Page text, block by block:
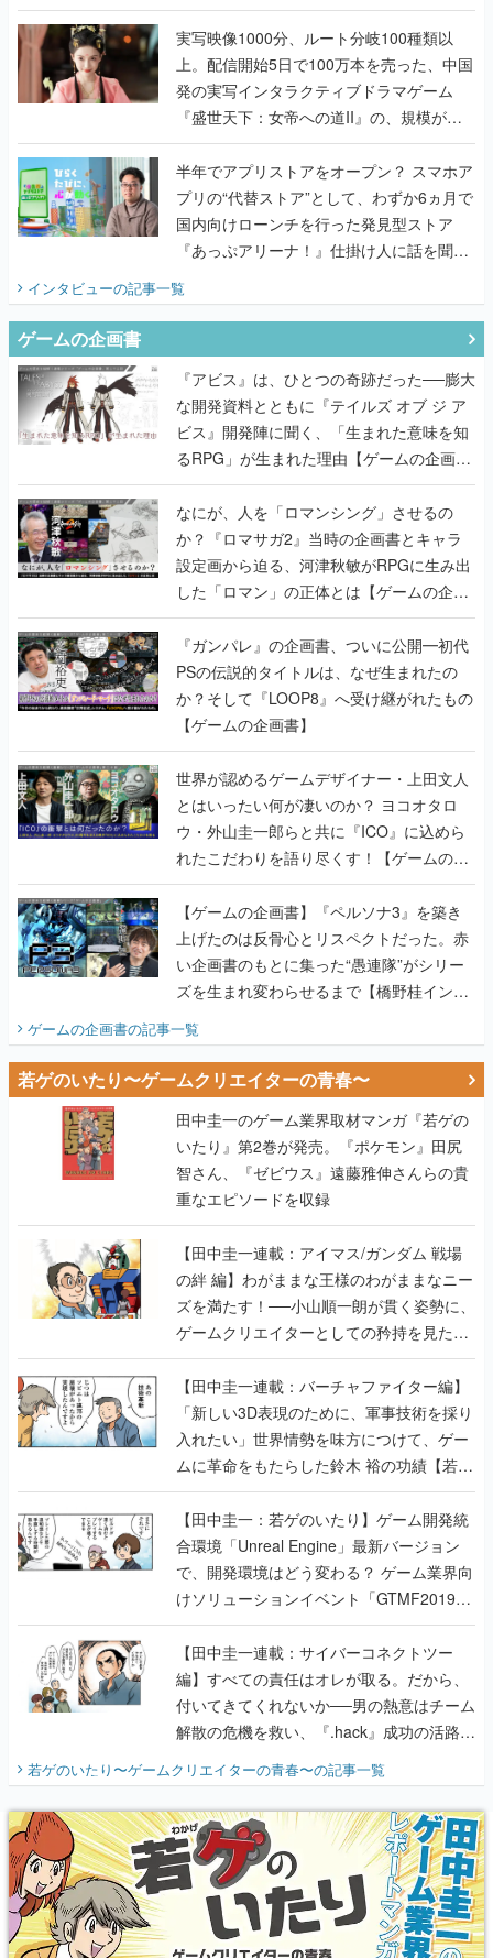
『TATSUJIN EXTREME』で初タッグを組
んだレジェンド2人に訊く開発秘話
実写映像1000分、ルート分岐100種類以
上。配信開始5日で100万本を売った、中国
発の実写インタラクティブドラマゲーム
『盛世天下：女帝への道II』の、規模が違
うこだわりをプロデューサーに聞いた
半年でアプリストアをオープン？ スマホア
プリの“代替ストア”として、わずか6ヵ月で
国内向けローンチを行った発見型ストア
『あっぷアリーナ！』仕掛け人に話を聞い
インタビューの記事一覧
ゲームの企画書
『アビス』は、ひとつの奇跡だった──膨大
な開発資料とともに『テイルズ オブ ジ ア
ビス』開発陣に聞く、「生まれた意味を知
るRPG」が生まれた理由【ゲームの企画
書】
なにが、人を「ロマンシング」させるの
か？『ロマサガ2』当時の企画書とキャラ
設定画から迫る、河津秋敏がRPGに生み出
した「ロマン」の正体とは【ゲームの企画
書】
『ガンパレ』の企画書、ついに公開━初代
PSの伝説的タイトルは、なぜ生まれたの
か？そして『LOOP8』へ受け継がれたもの
【ゲームの企画書】
世界が認めるゲームデザイナー・上田文人
とはいったい何が凄いのか？ ヨコオタロ
ウ・外山圭一郎らと共に『ICO』に込めら
れたこだわりを語り尽くす！【ゲームの企
画書】
【ゲームの企画書】『ペルソナ3』を築き
上げたのは反骨心とリスペクトだった。赤
い企画書のもとに集った“愚連隊”がシリー
ズを生まれ変わらせるまで【橋野桂インタ
ゲームの企画書の記事一覧
若ゲのいたり〜ゲームクリエイターの青春〜
田中圭一のゲーム業界取材マンガ『若ゲの
いたり』第2巻が発売。『ポケモン』田尻
智さん、『ゼビウス』遠藤雅伸さんらの貴
重なエピソードを収録
【田中圭一連載：アイマス/ガンダム 戦場
の絆 編】わがままな王様のわがままなニー
ズを満たす！──小山順一朗が貫く姿勢に、
ゲームクリエイターとしての矜持を見た
【若ゲのいたり最終回】
【田中圭一連載：バーチャファイター編】
「新しい3D表現のために、軍事技術を採り
入れたい」世界情勢を味方につけて、ゲー
ムに革命をもたらした鈴木 裕の功績【若ゲ
のいたり】
【田中圭一：若ゲのいたり】ゲーム開発統
合環境「Unreal Engine」最新バージョン
で、開発環境はどう変わる？ ゲーム業界向
けソリューションイベント「GTMF2019」
に行って、より理解を深めよう【PR】
【田中圭一連載：サイバーコネクトツー
編】すべての責任はオレが取る。だから、
付いてきてくれないか──男の熱意はチーム
解散の危機を救い、『.hack』成功の活路を
『少年ジャンプ』色だった【若ゲのいた
り】
若ゲのいたり〜ゲームクリエイターの青春〜の記事一覧